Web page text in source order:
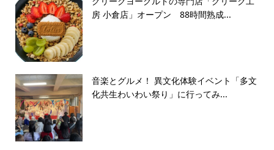
房 小倉店」オープン 88時間熟成...
音楽とグルメ！ 異文化体験イベント「多文
化共生わいわい祭り」に行ってみ...